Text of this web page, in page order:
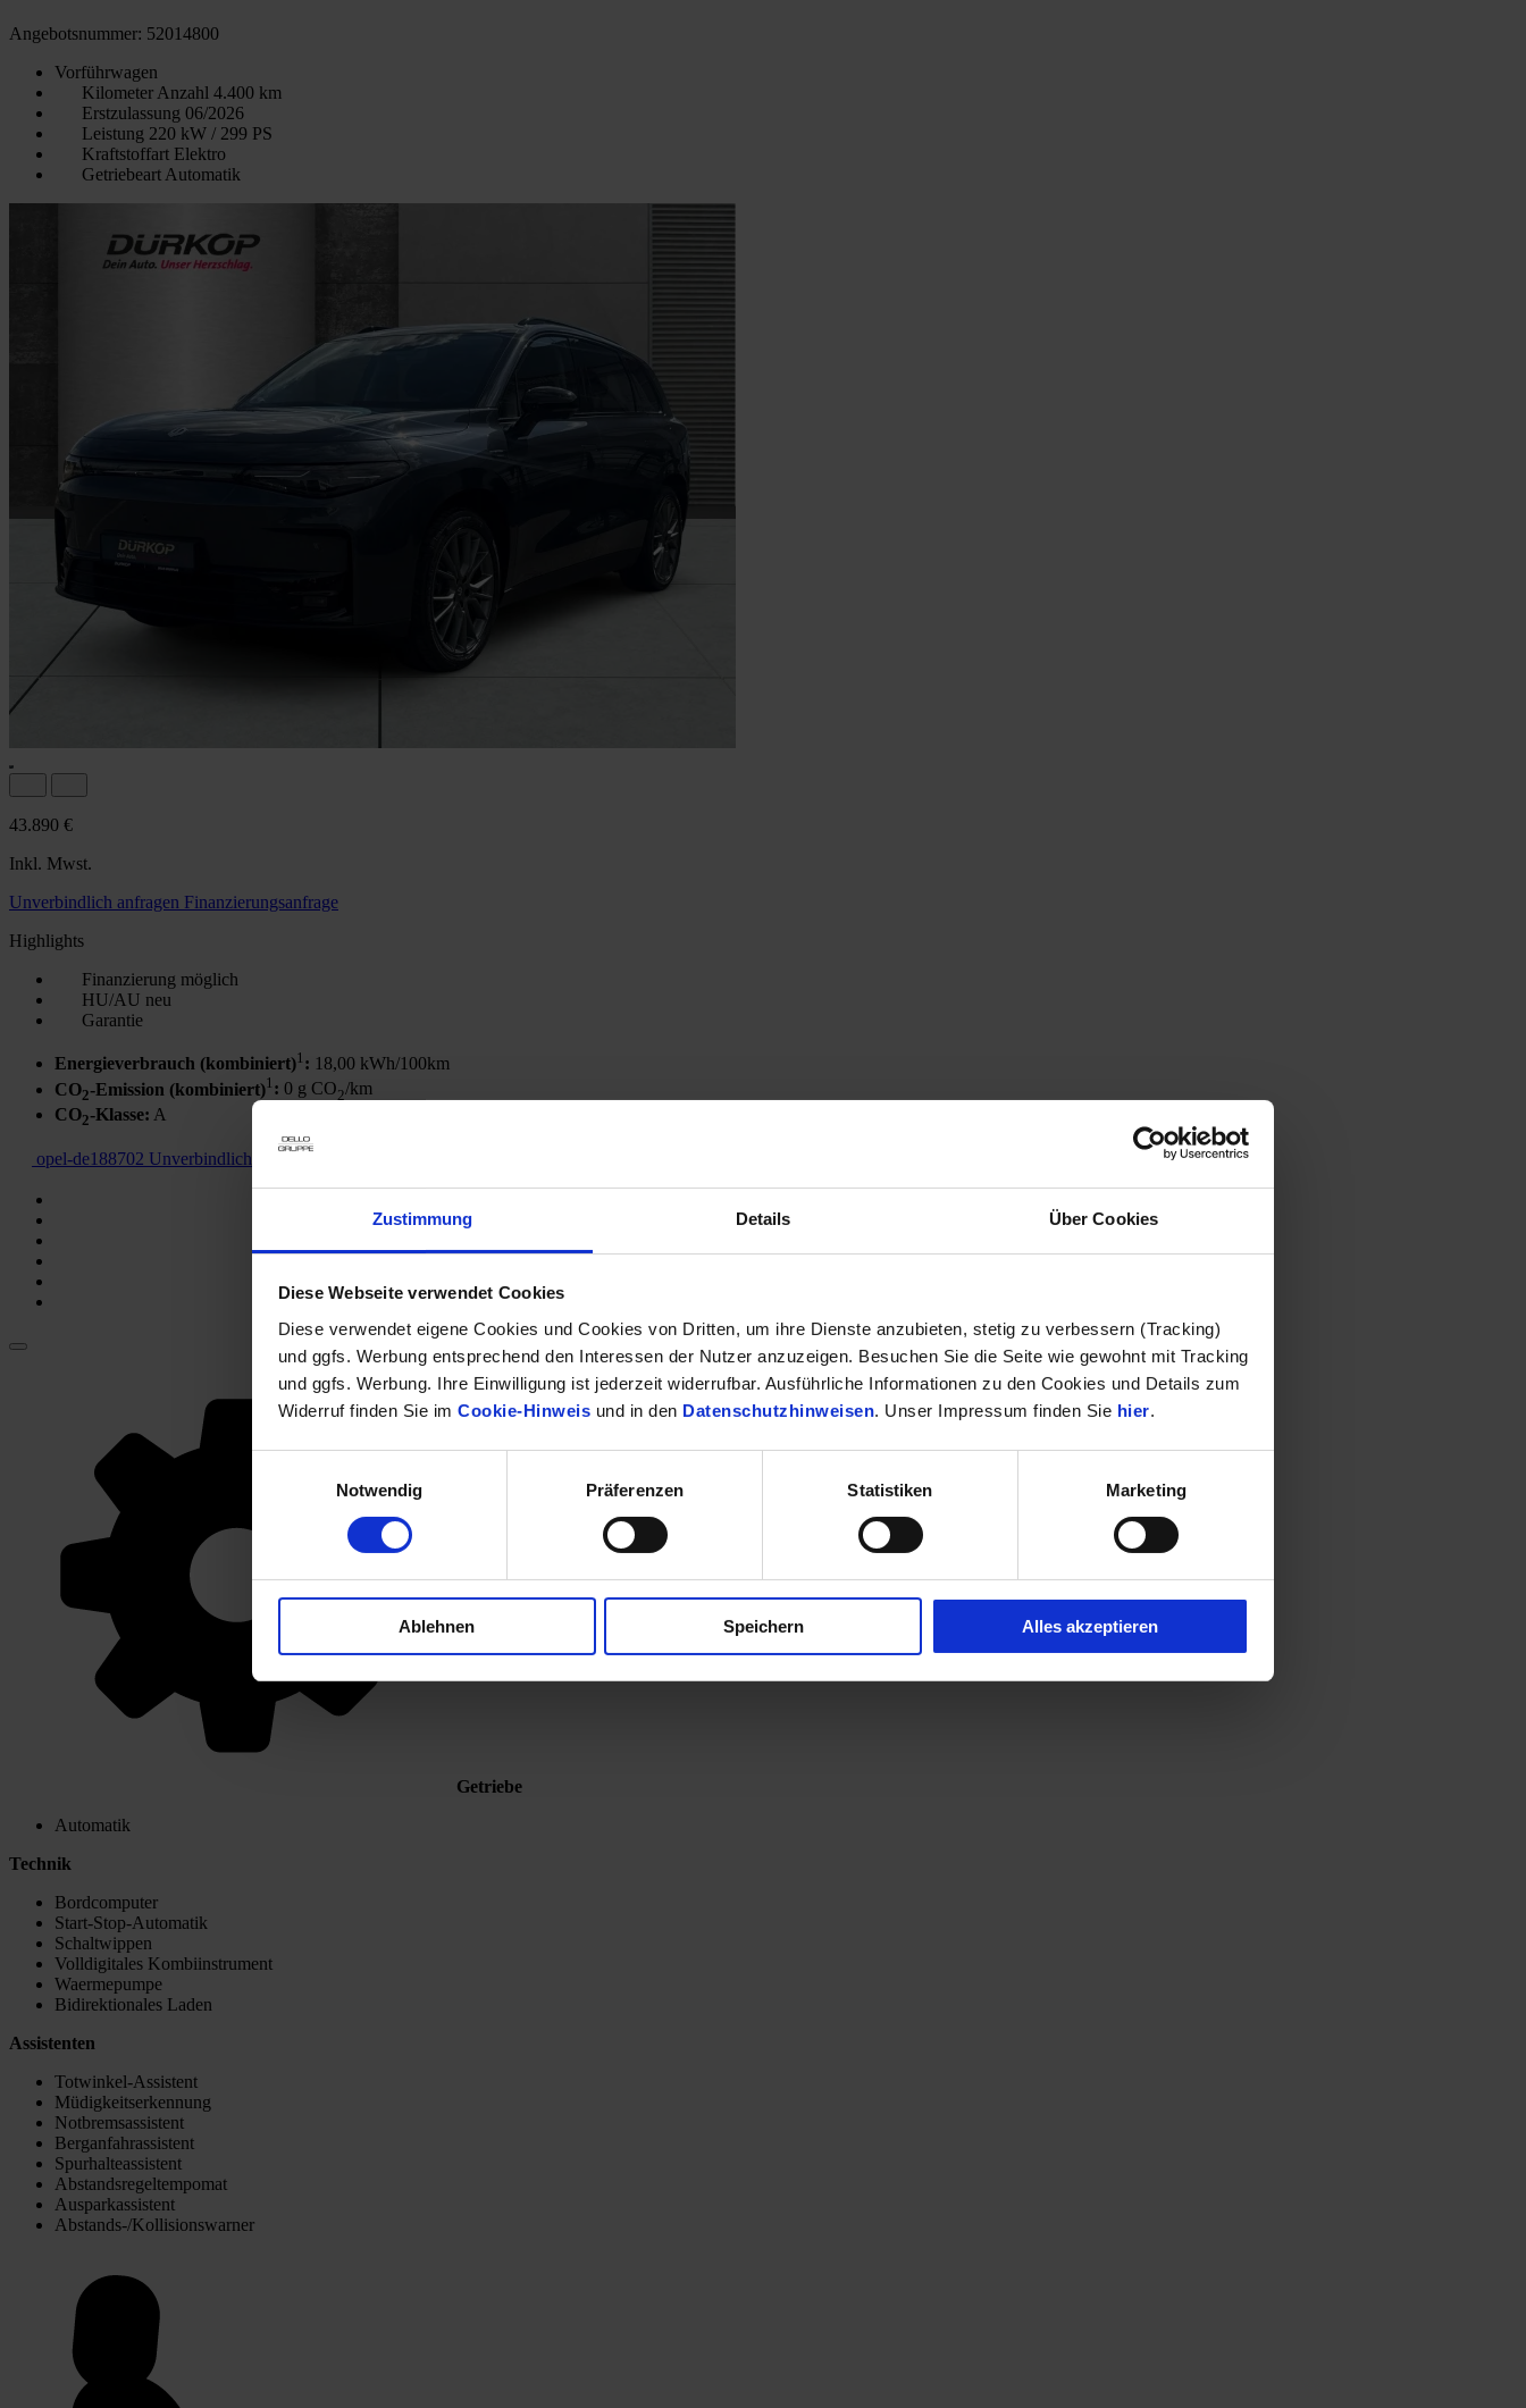
Zustimmung Details Über Cookies
Diese Webseite verwendet Cookies
Diese verwendet eigene Cookies und Cookies von Dritten, um ihre Dienste anzubieten, stetig zu verbessern (Tracking)
und ggfs. Werbung entsprechend den Interessen der Nutzer anzuzeigen. Besuchen Sie die Seite wie gewohnt mit Tracking
und ggfs. Werbung. Ihre Einwilligung ist jederzeit widerrufbar. Ausführliche Informationen zu den Cookies und Details zum
Widerruf finden Sie im Cookie-Hinweis und in den Datenschutzhinweisen. Unser Impressum finden Sie hier.
Notwendig
Präferenzen Statistiken Marketing
Ablehnen Speichern Alles akzeptieren
Angebotsnummer: 52014800
Vorführwagen
Kilometer Anzahl 4.400 km
Erstzulassung 06/2026
Leistung 220 kW / 299 PS
Kraftstoffart Elektro
Getriebeart Automatik
43.890 €
Inkl. Mwst.
Unverbindlich anfragen Finanzierungsanfrage
Highlights
Finanzierung möglich
HU/AU neu
Garantie
Energieverbrauch (kombiniert)1 : 18,00 kWh/100km
CO2-Emission (kombiniert)1 : 0 g CO2/km
CO2-Klasse: A
opel-de188702 Unverbindlich anfragen
Getriebe
Automatik
Technik
Bordcomputer
Start-Stop-Automatik
Schaltwippen
Volldigitales Kombiinstrument
Waermepumpe
Bidirektionales Laden
Assistenten
Totwinkel-Assistent
Müdigkeitserkennung
Notbremsassistent
Berganfahrassistent
Spurhalteassistent
Abstandsregeltempomat
Ausparkassistent
Abstands-/Kollisionswarner